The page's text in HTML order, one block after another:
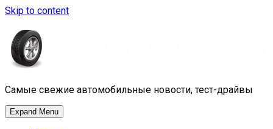
Skip to content
Самые свежие автомобильные новости, тест-драйвы
Expand Menu